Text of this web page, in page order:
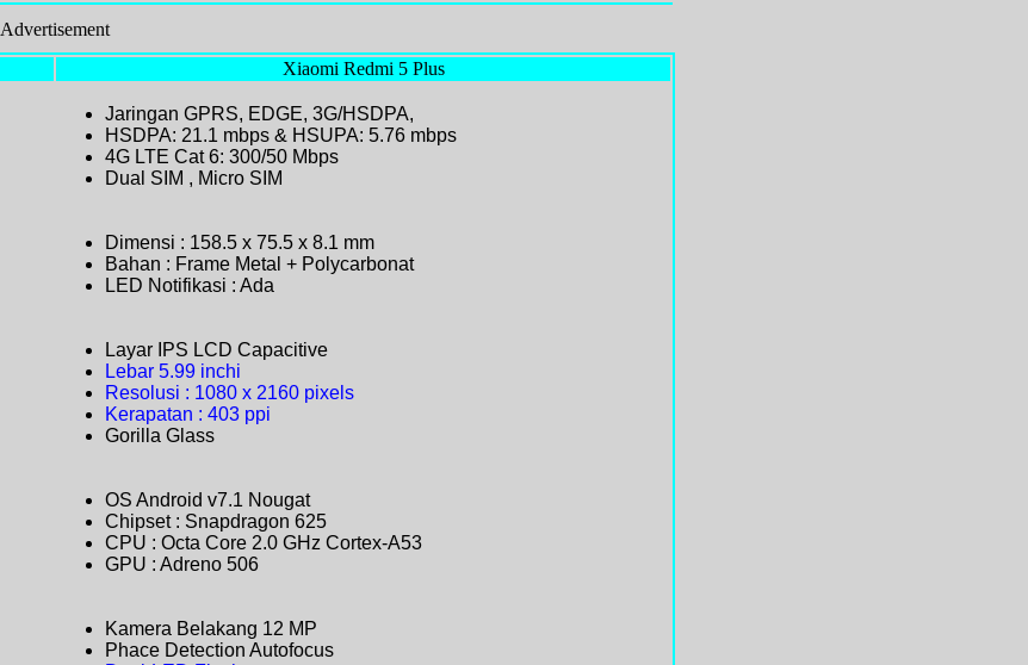
Advertisement
Xiaomi Redmi 5 Plus
Jaringan GPRS, EDGE, 3G/HSDPA,
HSDPA: 21.1 mbps & HSUPA: 5.76 mbps
4G LTE Cat 6: 300/50 Mbps
Dual SIM , Micro SIM
Dimensi : 158.5 x 75.5 x 8.1 mm
Bahan : Frame Metal + Polycarbonat
LED Notifikasi : Ada
Layar IPS LCD Capacitive
Lebar 5.99 inchi
Resolusi : 1080 x 2160 pixels
Kerapatan : 403 ppi
Gorilla Glass
OS Android v7.1 Nougat
Chipset : Snapdragon 625
CPU : Octa Core 2.0 GHz Cortex-A53
GPU : Adreno 506
Kamera Belakang 12 MP
Phace Detection Autofocus